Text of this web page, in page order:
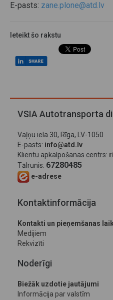
E-pasts: zane.plone@atd.lv
Ieteikt šo rakstu
VSIA Autotransporta
Vaļņu iela 30, Rīga, LV-1050
E-pasts: info@atd.lv
Klientu apkalpošanas centrs:
Tālrunis: 67280485
e-adrese
Kontaktinformācija
Kontakti un pieņemšanas
Medijiem
Rekvizīti
Noderīgi
Biežāk uzdotie jautājumi
Informācija par valstīm